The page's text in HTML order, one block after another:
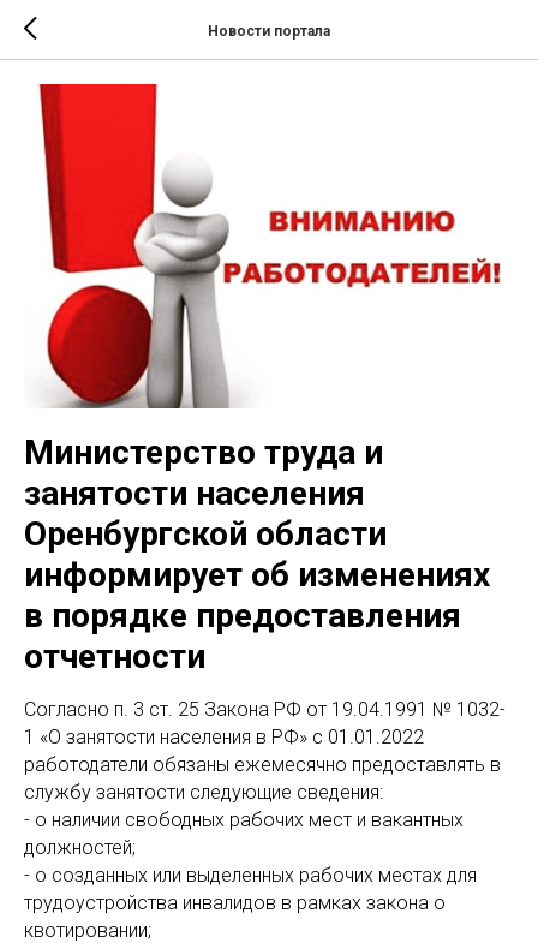
Новости портала
Министерство труда и
занятости населения
Оренбургской области
информирует об изменениях
в порядке предоставления
отчетности
Согласно п. 3 ст. 25 Закона РФ от 19.04.1991 № 1032-
1 «О занятости населения в РФ» с 01.01.2022
работодатели обязаны ежемесячно предоставлять в
службу занятости следующие сведения:
- о наличии свободных рабочих мест и вакантных
должностей;
- о созданных или выделенных рабочих местах для
трудоустройства инвалидов в рамках закона о
квотировании;